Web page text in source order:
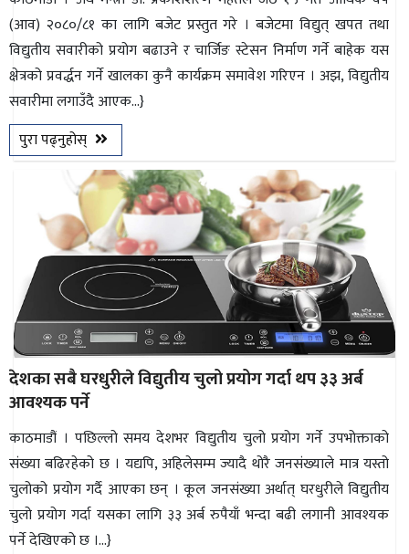
(आव) २०८०/८१ का लागि बजेट प्रस्तुत गरे । बजेटमा विद्युत् खपत तथा
विद्युतीय सवारीको प्रयोग बढाउने र चार्जिङ स्टेसन निर्माण गर्ने बाहेक यस
क्षेत्रको प्रवर्द्धन गर्ने खालका कुनै कार्यक्रम समावेश गरिएन । अझ, विद्युतीय
सवारीमा लगाउँदै आएक...}
पुरा पढ्नुहोस्
देशका सबै घरधुरीले विद्युतीय चुलो प्रयोग गर्दा थप ३३ अर्ब
आवश्यक पर्ने
काठमाडौं । पछिल्लो समय देशभर विद्युतीय चुलो प्रयोग गर्ने उपभोक्ताको
संख्या बढिरहेको छ । यद्यपि, अहिलेसम्म ज्यादै थोरै जनसंख्याले मात्र यस्तो
चुलोको प्रयोग गर्दै आएका छन् । कूल जनसंख्या अर्थात् घरधुरीले विद्युतीय
चुलो प्रयोग गर्दा यसका लागि ३३ अर्ब रुपैयाँ भन्दा बढी लगानी आवश्यक
पर्ने देखिएको छ ।...}